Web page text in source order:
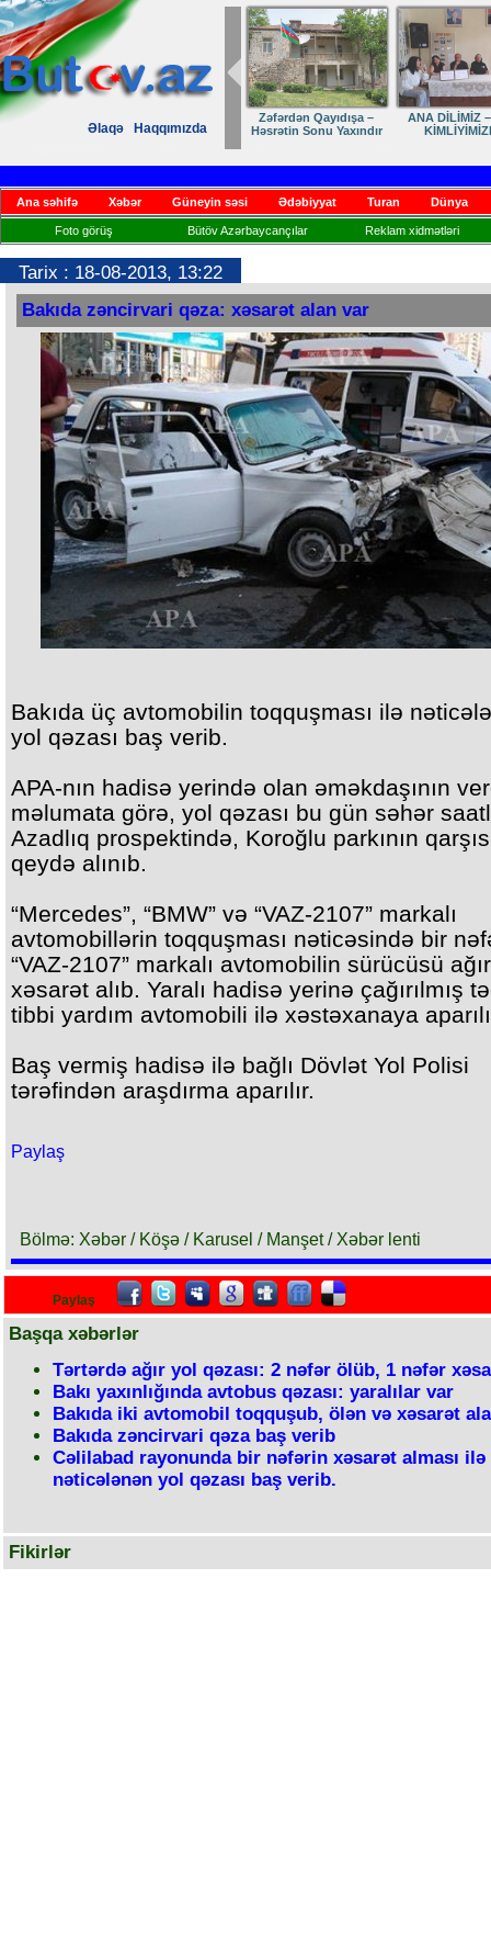
Əlaqə Haqqımızda
Dostumuza sürpriz
yubiley təbriki
Elmanın öz
Ana səhifə Xəbər Güneyin səsi Ədəbiyyat Turan Dünya
Foto görüş Bütöv Azərbaycançılar Reklam xidmətləri
Tarix : 18-08-2013, 13:22
Bakıda zəncirvari qəza: xəsarət alan var
Bakıda üç avtomobilin toqquşması ilə
yol qəzası baş verib.
APA-nın hadisə yerində olan əməkdaşının
məlumata görə, yol qəzası bu gün səhər
Azadlıq prospektində, Koroğlu parkının
qeydə alınıb.
“Mercedes”, “BMW” və “VAZ-2107” markalı
avtomobillərin toqquşması nəticəsində bir
“VAZ-2107” markalı avtomobilin sürücüsü ağır
xəsarət alıb. Yaralı hadisə yerinə çağırılmış
tibbi yardım avtomobili ilə xəstəxanaya
Baş vermiş hadisə ilə bağlı Dövlət Yol Polisi
tərəfindən araşdırma aparılır.
Paylaş
Bölmə: Xəbər / Köşə / Karusel / Manşet / Xəbər lenti
Paylaş
Başqa xəbərlər
Tərtərdə ağır yol qəzası: 2 nəfər ölüb, 1 nəfər
Bakı yaxınlığında avtobus qəzası: yaralılar var
Bakıda iki avtomobil toqquşub, ölən və xəsarət
Bakıda zəncirvari qəza baş verib
Cəlilabad rayonunda bir nəfərin xəsarət alması ilə
nəticələnən yol qəzası baş verib.
Fikirlər